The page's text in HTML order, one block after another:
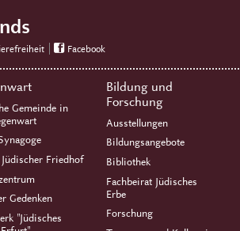
Facebook
Gemeinde in
Friedhof
Gedenken
"Jüdisches
Bildung und
Forschung
Ausstellungen
Bildungsangebote
Bibliothek
Fachbeirat Jüdisches
Erbe
Forschung